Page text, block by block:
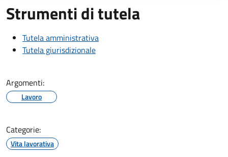
Strumenti di tutela
Tutela amministrativa
Tutela giurisdizionale
Argomenti:
Lavoro
Categorie:
Vita lavorativa